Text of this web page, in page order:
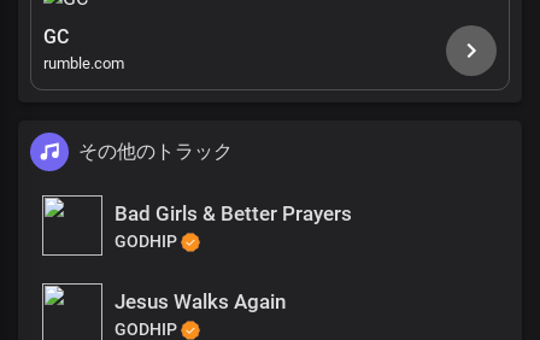
GC
rumble.com
その他のトラック
Bad Girls & Better Prayers
GODHIP
Jesus Walks Again
GODHIP